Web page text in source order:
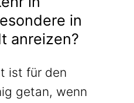
in
anreizen?
ist für den
getan, wenn